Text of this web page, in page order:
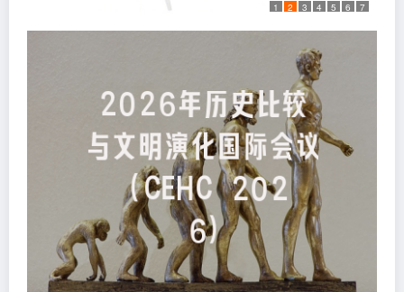
1 2 3 4 5 6 7